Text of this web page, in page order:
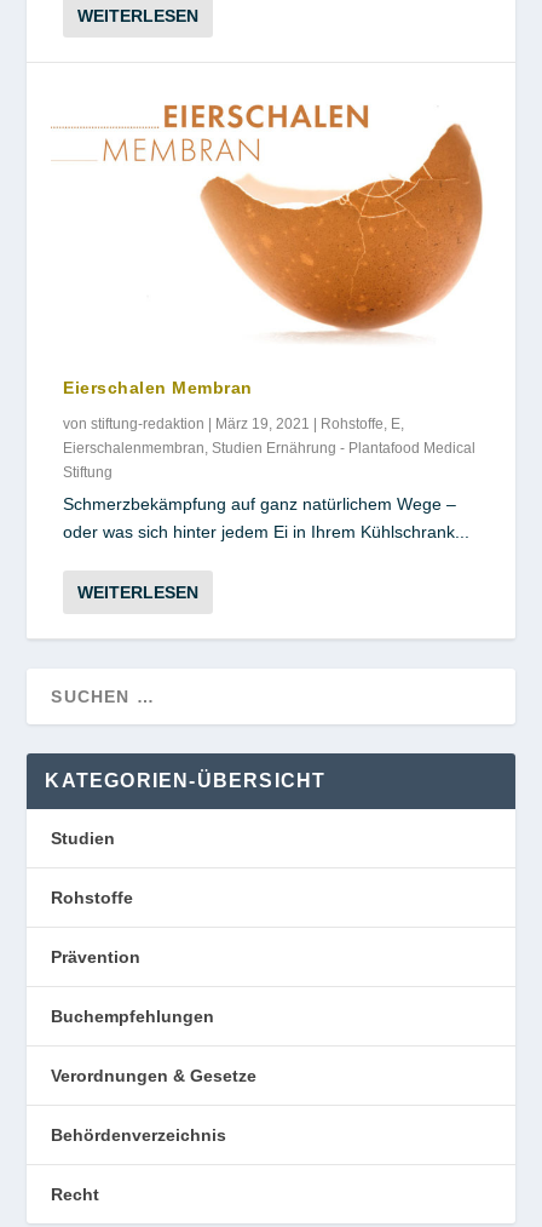
WEITERLESEN
Eierschalen Membran
vonstiftung-redaktion | März 19, 2021 | Rohstoffe E
Eierschalenmembran ,Studien Ernährung - Plantafood Medical
Stiftung
Schmerzbekämpfung auf ganz natürlichem Wege –
oder was sich hinter jedem Ei in Ihrem Kühlschrank...
WEITERLESEN
KATEGORIEN-ÜBERSICHT
Studien
Rohstoffe
Prävention
Buchempfehlungen
Verordnungen & Gesetze
Behördenverzeichnis
Recht